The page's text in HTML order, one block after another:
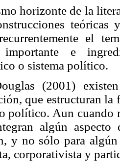
horizonte de la
el
importante e
o sistema político.
(2001)
que estructuran
político. Aun cuando
algún
y no sólo para
corporativista y